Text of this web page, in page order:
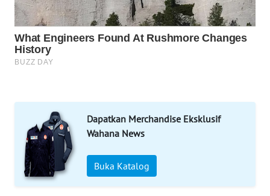
Dapatkan Merchandise Eksklusif
Wahana News
Buka Katalog
WN
BORNEO
Wahana
Media
WAHANA
NEWS
WAHANA
TANI
WAHANA